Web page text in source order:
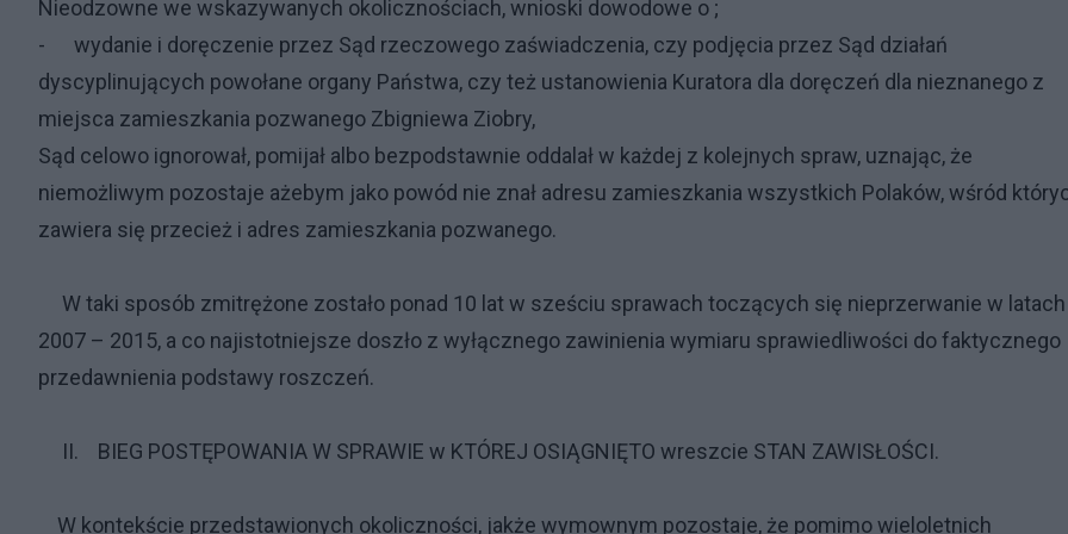
Nieodzowne we wskazywanych okolicznościach, wnioski dowodowe o ;
- wydanie i doręczenie przez Sąd rzeczowego zaświadczenia, czy podjęcia przez Sąd działań
dyscyplinujących powołane organy Państwa, czy też ustanowienia Kuratora dla doręczeń dla nieznanego z
miejsca zamieszkania pozwanego Zbigniewa Ziobry,
Sąd celowo ignorował, pomijał albo bezpodstawnie oddalał w każdej z kolejnych spraw, uznając, że
niemożliwym pozostaje ażebym jako powód nie znał adresu zamieszkania wszystkich Polaków, wśród
zawiera się przecież i adres zamieszkania pozwanego.
W taki sposób zmitrężone zostało ponad 10 lat w sześciu sprawach toczących się nieprzerwanie w latach
2007 – 2015, a co najistotniejsze doszło z wyłącznego zawinienia wymiaru sprawiedliwości do faktycznego
przedawnienia podstawy roszczeń.
II. BIEG POSTĘPOWANIA W SPRAWIE w KTÓREJ OSIĄGNIĘTO wreszcie STAN ZAWISŁOŚCI.
W kontekście przedstawionych okoliczności, jakże wymownym pozostaje, że pomimo wieloletnich